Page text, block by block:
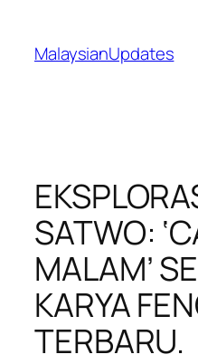
content
MalaysianUpdates
SATWO:
MALAM’
KARYA
TERBARU.